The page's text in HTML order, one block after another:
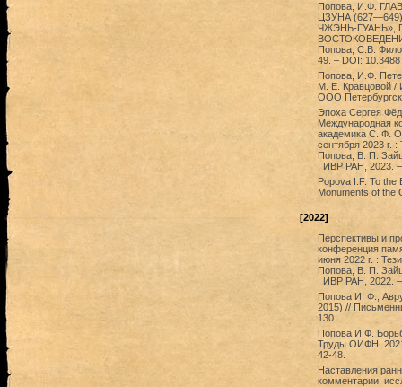
Попова, И.Ф.
ЦЗУНА
ЧЖЭНЬ-ГУАНЬ»,
Попова, С.В.
49. – DOI:
Попова, И.Ф.
М. Е. Кравцовой /
ООО
Эпоха Сергея
Международная
академика С. Ф.
сентября 2023 г.
Попова, В. П.
: ИВР РАН, 2023.
Popova I.F. To
Monuments of the
[2022]
Перспективы и
конференция
июня 2022 г. :
Попова, В. П.
: ИВР РАН, 2022.
Попова И. Ф.,
2015) //
130.
Попова И.Ф.
Труды ОИФН.
42-48.
Наставления
комментарии,